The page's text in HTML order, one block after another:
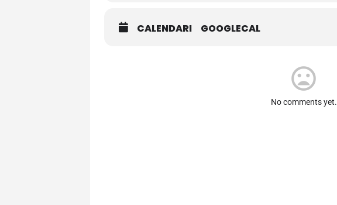
CALENDARI GOOGLECAL
mood_bad
No comments yet.